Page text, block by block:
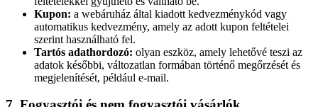
Kupon: a webáruház által kiadott kedvezménykód vagy
automatikus kedvezmény, amely az adott kupon feltételei
szerint használható fel.
Tartós adathordozó: olyan eszköz, amely lehetővé teszi az
adatok későbbi, változatlan formában történő megőrzését és
megjelenítését, például e-mail.